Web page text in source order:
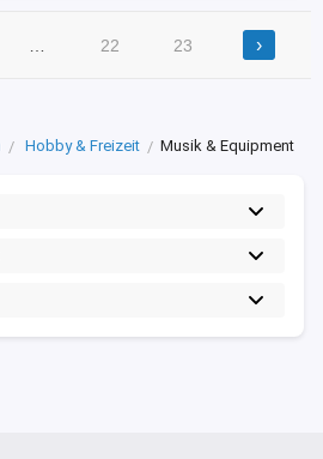
22 23 ›
Hobby & Freizeit Musik & Equipment